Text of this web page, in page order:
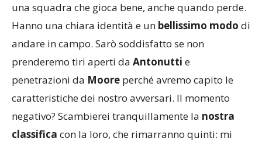
una squadra che gioca bene, anche quando perde.
Hanno una chiara identità e un bellissimo modo di
andare in campo. Sarò soddisfatto se non
prenderemo tiri aperti da Antonutti e
penetrazioni da Moore perché avremo capito le
caratteristiche dei nostro avversari. Il momento
negativo? Scambierei tranquillamente la nostra
classifica con la loro, che rimarranno quinti: mi